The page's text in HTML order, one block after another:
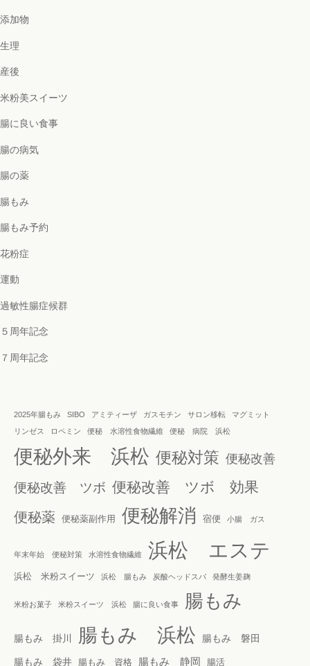
添加物
生理
産後
米粉美スイーツ
腸に良い食事
腸の病気
腸の薬
腸もみ
腸もみ予約
花粉症
運動
過敏性腸症候群
５周年記念
７周年記念
2025年腸もみ SIBO アミティーザ ガスモチン サロン移転
マグミット
リンゼス
ロペミン 便秘 水溶性食物繊維 便秘 病院 浜松
便秘外来 浜松 便秘対策 便秘改善
便秘改善 ツボ 便秘改善 ツボ 効果
便秘薬 便秘薬副作用 便秘解消 宿便 小腸 ガス
年末年始 便秘対策 水溶性食物繊維 浜松 エステ
浜松 米粉スイーツ 浜松 腸もみ 炭酸ヘッドスパ 発酵生姜麹
米粉お菓子 米粉スイーツ 浜松 腸に良い食事 腸もみ
腸もみ 掛川 腸もみ 浜松 腸もみ 磐田
腸もみ 袋井 腸もみ 資格 腸もみ 静岡 腸活